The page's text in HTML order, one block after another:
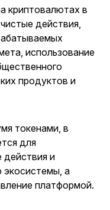
криптовалютах в
действия,
использование
продуктов и
токенами, в
для
действия и
экосистемы, а
платформой.